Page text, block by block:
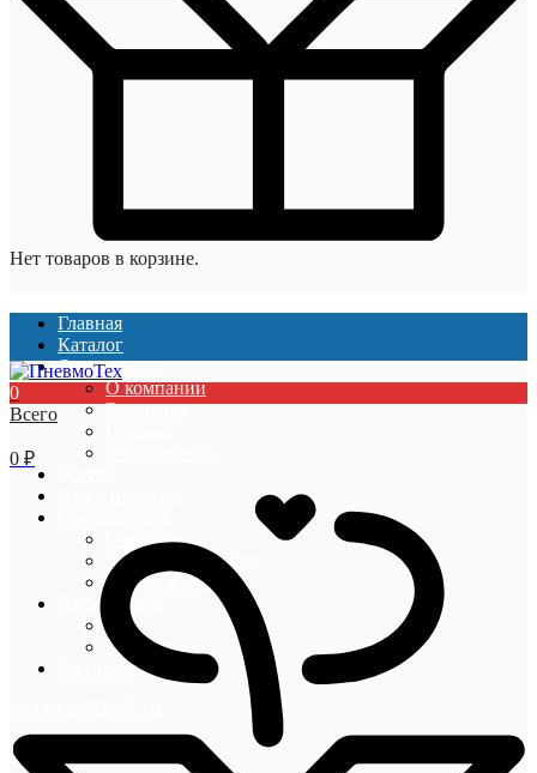
Нет товаров в корзине.
Главная
Каталог
О компании
О компании
Вакансии
Гарантии
Оплата и доставка
Акции и скидки
Информация
Блог
Новости
Контакты
0
Всего
0 ₽